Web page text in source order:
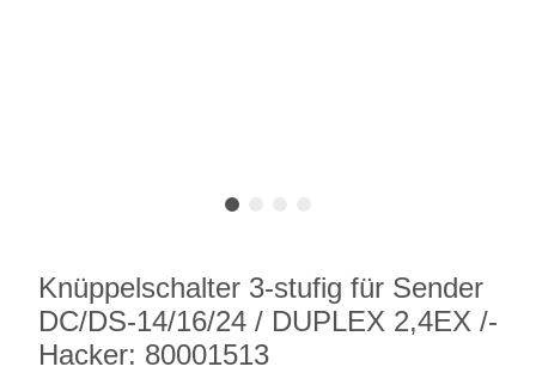
Knüppelschalter 3-stufig für Sender
DC/DS-14/16/24 / DUPLEX 2,4EX /-
Hacker: 80001513